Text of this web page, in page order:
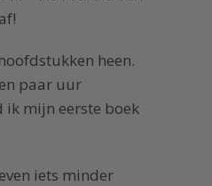
heen.
paar uur
ik mijn eerste boek
iets minder